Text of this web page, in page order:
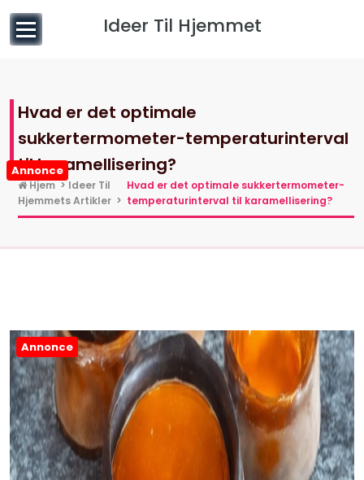
indhold
Ideer Til Hjemmet
Annonce
Hvad er det optimale
sukkertermometer-temperaturinterval
til karamellisering?
Hjem>Ideer Til
Hjemmets Artikler >
Hvad er det optimale sukkertermometer-
temperaturinterval til karamellisering?
Annonce